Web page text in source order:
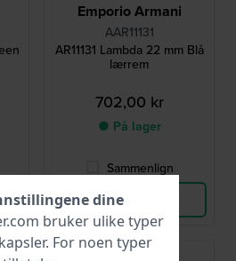
Emporio Armani
AAR11131
AR11131 Lambda 22 mm Blå
lærrem
702,00 kr
● På lager
Sammenlign
Vis produkt
dine
bruker ulike typer
. For noen typer